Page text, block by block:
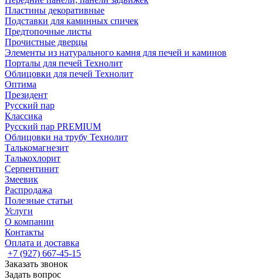
Пластины декоративные
Подставки для каминных спичек
Предтопочные листы
Прочистные дверцы
Элементы из натурального камня для печей и каминов
Порталы для печей Технолит
Облицовки для печей Технолит
Оптима
Президент
Русский пар
Классика
Русский пар PREMIUM
Облицовки на трубу Технолит
Талькомагнезит
Талькохлорит
Серпентинит
Змеевик
Распродажа
Полезные статьи
Услуги
О компании
Контакты
Оплата и доставка
+7 (927) 667-45-15
Заказать звонок
Задать вопрос